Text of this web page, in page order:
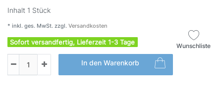
Inhalt 1 Stück
* inkl. ges. MwSt. zzgl. Versandkosten
Sofort versandfertig, Lieferzeit 1-3 Tage
In den Warenkorb
Wunschliste